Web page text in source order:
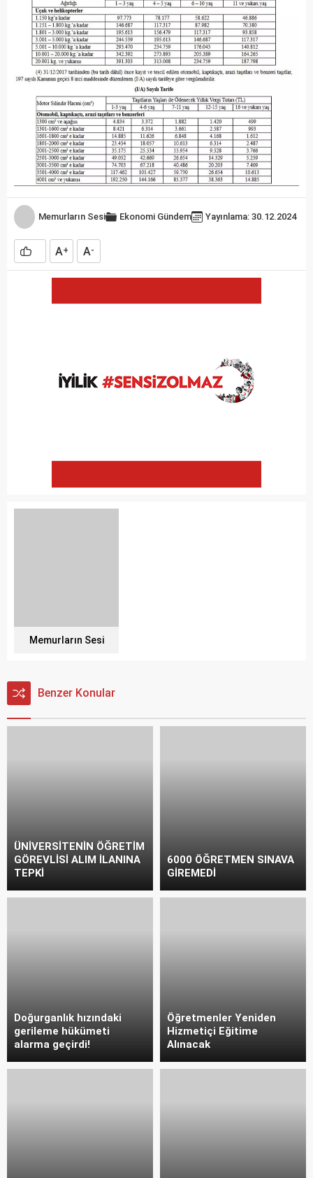
Memurların Sesi Ekonomi Gündem Yayınlama: 30.12.2024
A+ A-
Memurların Sesi
Benzer Konular
ÜNİVERSİTENİN ÖĞRETİM
GÖREVLİSİ ALIM İLANINA
TEPKİ
6000 ÖĞRETMEN SINAVA
GİREMEDİ
Doğurganlık hızındaki
gerileme hükümeti
alarma geçirdi!
Öğretmenler Yeniden
Hizmetiçi Eğitime
Alınacak